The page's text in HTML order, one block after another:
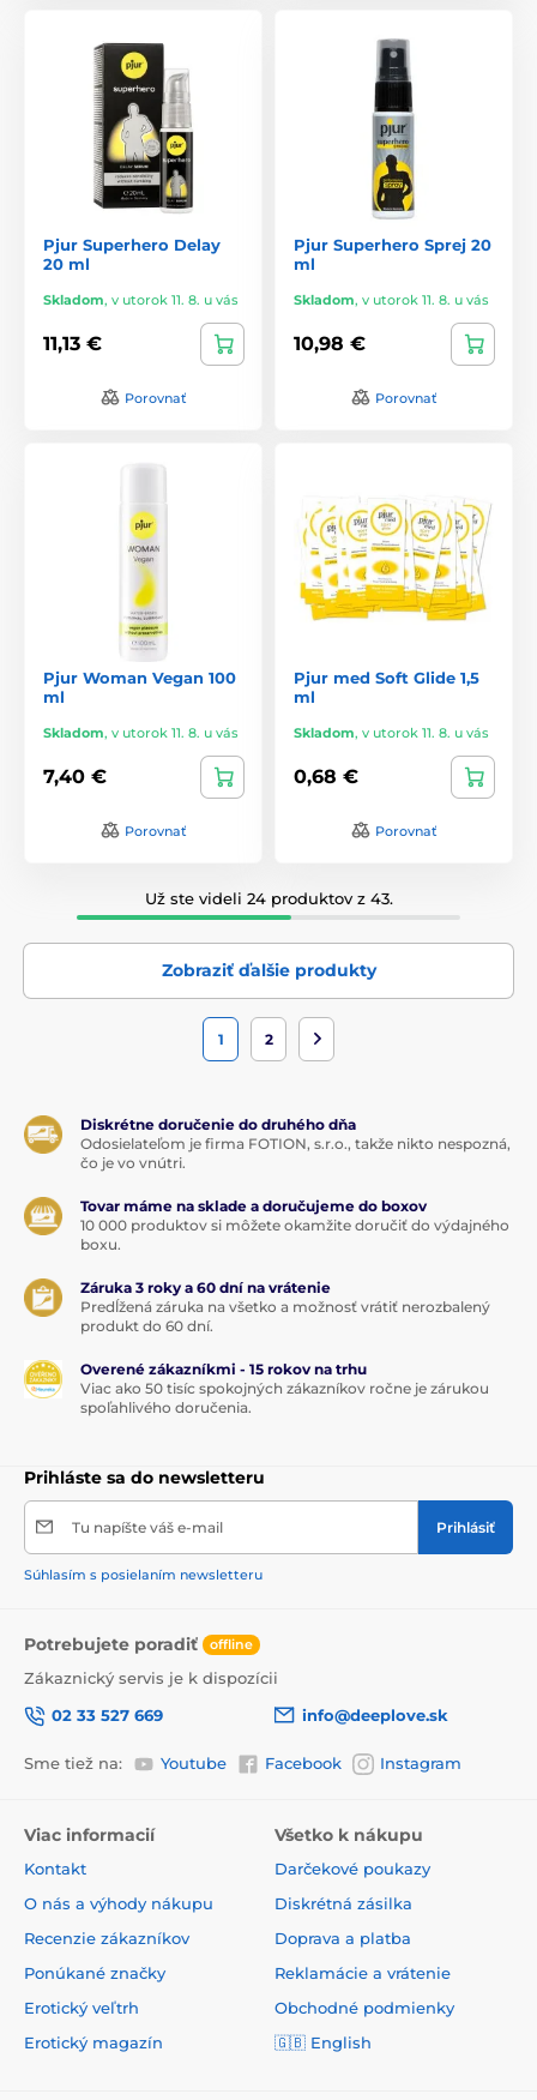
Pjur Superhero Delay
20 ml
Skladom, v utorok 11. 8. u vás
11,13 €
Porovnať
Pjur Superhero Sprej 20
ml
Skladom, v utorok 11. 8. u vás
10,98 €
Porovnať
Pjur Woman Vegan 100
ml
Skladom, v utorok 11. 8. u vás
7,40 €
Porovnať
Pjur med Soft Glide 1,5
ml
Skladom, v utorok 11. 8. u vás
0,68 €
Porovnať
Už ste videli 24 produktov z 43.
Zobraziť ďalšie produkty
1 2
Diskrétne doručenie do druhého dňa
Odosielateľom je firma FOTION, s.r.o., takže nikto nespozná,
čo je vo vnútri.
Tovar máme na sklade a doručujeme do boxov
10 000 produktov si môžete okamžite doručiť do výdajného
boxu.
Záruka 3 roky a 60 dní na vrátenie
Predĺžená záruka na všetko a možnosť vrátiť nerozbalený
produkt do 60 dní.
Overené zákazníkmi - 15 rokov na trhu
Viac ako 50 tisíc spokojných zákazníkov ročne je zárukou
spoľahlivého doručenia.
Prihláste sa do newsletteru
Tu napíšte váš e-mail Prihlásiť
Súhlasím s posielaním newsletteru
Potrebujete poradiť offline
Zákaznický servis je k dispozícii
02 33 527 669
info@deeplove.sk
Sme tiež na: Youtube Facebook Instagram
Viac informacií
Kontakt
O nás a výhody nákupu
Recenzie zákazníkov
Ponúkané značky
Erotický veľtrh
Erotický magazín
Všetko k nákupu
Darčekové poukazy
Diskrétná zásilka
Doprava a platba
Reklamácie a vrátenie
Obchodné podmienky
🇬🇧 English